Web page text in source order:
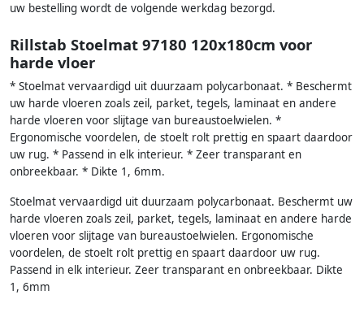
uw bestelling wordt de volgende werkdag bezorgd.
Rillstab Stoelmat 97180 120x180cm voor
harde vloer
* Stoelmat vervaardigd uit duurzaam polycarbonaat. * Beschermt
uw harde vloeren zoals zeil, parket, tegels, laminaat en andere
harde vloeren voor slijtage van bureaustoelwielen. *
Ergonomische voordelen, de stoelt rolt prettig en spaart daardoor
uw rug. * Passend in elk interieur. * Zeer transparant en
onbreekbaar. * Dikte 1, 6mm.
Stoelmat vervaardigd uit duurzaam polycarbonaat. Beschermt uw
harde vloeren zoals zeil, parket, tegels, laminaat en andere harde
vloeren voor slijtage van bureaustoelwielen. Ergonomische
voordelen, de stoelt rolt prettig en spaart daardoor uw rug.
Passend in elk interieur. Zeer transparant en onbreekbaar. Dikte
1, 6mm